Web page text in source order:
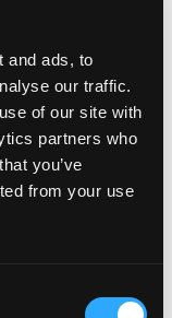
and ads, to
our traffic.
of our site with
partners who
you’ve
from your use
12 oz
y añadir